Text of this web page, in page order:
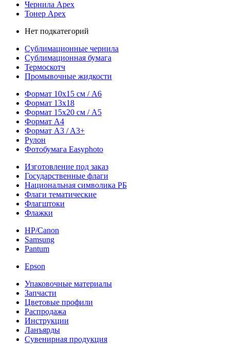
Чернила Apex
Тонер Apex
Нет подкатегорий
Сублимационные чернила
Сублимационная бумага
Термоскотч
Промывочные жидкости
Формат 10х15 см / A6
Формат 13х18
Формат 15х20 см / A5
Формат А4
Формат A3 / A3+
Рулон
Фотобумага Easyphoto
Изготовление под заказ
Государственные флаги
Национальная символика РБ
Флаги тематические
Флагштоки
Флажки
HP/Canon
Samsung
Pantum
Epson
Упаковочные материалы
Запчасти
Цветовые профили
Распродажа
Инструкции
Ланъярды
Сувенирная продукция